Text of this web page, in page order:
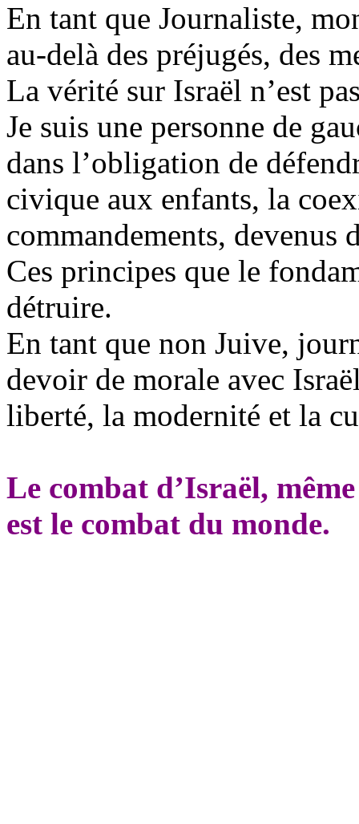
En tant que Journaliste,
au-delà des préjugés, des
La vérité sur Israël n’est
Je suis une personne de
dans l’obligation de
civique aux enfants, la
commandements, devenus
Ces principes que le
détruire.
En tant que non Juive,
devoir de morale avec
liberté, la modernité et la
Le combat d’Israël,
est le combat du monde.